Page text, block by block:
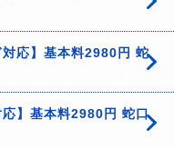
応】基本料2980円 蛇
】基本料2980円 蛇口